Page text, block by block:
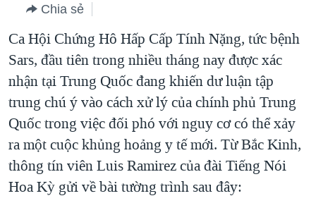
điều
hướng
chính
Đi
tới
"Tìm"
BLOG
DIỄN ĐÀN
MỤC
TỰ DO BÁO CHÍ
VẠCH TRẦN TIN GIẢ
NGƯỜI VIỆT HẢI NGOẠI
ĐỜI SỐNG
KINH TẾ
CHUYÊN ĐỀ
CHIẾN TRANH THƯƠNG MẠI CỦA MỸ: QUÁ KHỨ VÀ HIỆN
HÀNH TRÌNH BẦU CỬ 2024
MỘT NĂM CHIẾN TRANH TẠI DẢI GAZA
HỌC TIẾNG ANH
VIDEO
NGHE
Chia sẻ
Ca Hội Chứng Hô Hấp Cấp Tính Nặng, tức bệnh
Sars, đầu tiên trong nhiều tháng nay được xác
nhận tại Trung Quốc đang khiến dư luận tập
trung chú ý vào cách xử lý của chính phủ Trung
Quốc trong việc đối phó với nguy cơ có thể xảy
ra một cuộc khủng hoảng y tế mới. Từ Bắc Kinh,
thông tín viên Luis Ramirez của đài Tiếng Nói
Hoa Kỳ gửi về bài tường trình sau đây: